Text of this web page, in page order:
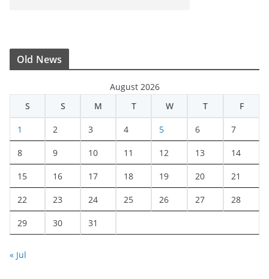
Old News
August 2026
S
S M T W T F
1 2 3 4 5 6 7
8 9 10 11 12 13 14
15 16 17 18 19 20 21
22 23 24 25 26 27 28
29 30 31
« Jul